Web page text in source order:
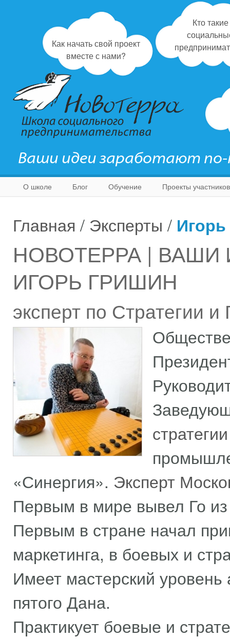
Как начать свой проект
вместе с нами?
Кто такие
Ваши идеи заработают
О школе Блог Обучение Проекты участников
Главная / Эксперты /
НОВОТЕРРА | ВАШИ
ИГОРЬ ГРИШИН
эксперт по Стратегии и
стратегии
«Синергия». Эксперт
Первым в мире вывел Го из
Первым в стране начал
маркетинга, в боевых и
Имеет мастерский
пятого Дана.
Практикует боевые и